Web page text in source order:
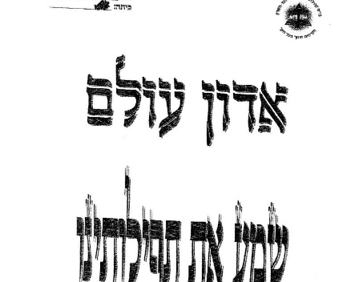
הכשרת הורים
לאקטיביזם בחינוך
חינוך חילוניות יישוביות
עבודה עם מורים
חזון החינוך החילוני